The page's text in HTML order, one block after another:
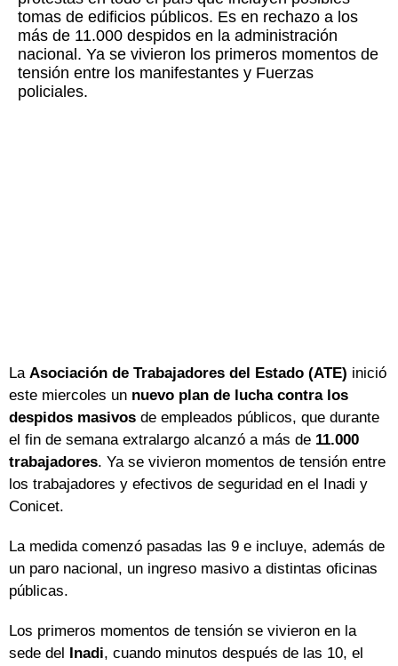
tomas de edificios públicos. Es en rechazo a los
más de 11.000 despidos en la administración
nacional. Ya se vivieron los primeros momentos de
tensión entre los manifestantes y Fuerzas
policiales.
La Asociación de Trabajadores del Estado (ATE) inició
este miercoles un nuevo plan de lucha contra los
despidos masivos de empleados públicos, que durante
el fin de semana extralargo alcanzó a más de 11.000
trabajadores. Ya se vivieron momentos de tensión entre
los trabajadores y efectivos de seguridad en el Inadi y
Conicet.
La medida comenzó pasadas las 9 e incluye, además de
un paro nacional, un ingreso masivo a distintas oficinas
públicas.
Los primeros momentos de tensión se vivieron en la
sede del Inadi, cuando minutos después de las 10, el